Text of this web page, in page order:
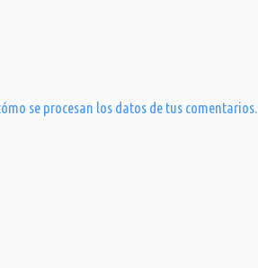
se procesan los datos de tus comentarios.